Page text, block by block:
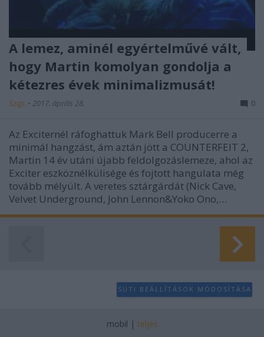
A lemez, aminél egyértelművé vált,
hogy Martin komolyan gondolja a
kétezres évek minimalizmusát!
Szigi. • 2017. április 28. 0
Az Exciternél ráfoghattuk Mark Bell producerre a
minimál hangzást, ám aztán jött a COUNTERFEIT 2,
Martin 14 év utáni újabb feldolgozáslemeze, ahol az
Exciter eszköznélkülisége és fojtott hangulata még
tovább mélyült. A veretes sztárgárdát (Nick Cave,
Velvet Underground, John Lennon&Yoko Ono,…
SÜTI BEÁLLÍTÁSOK MÓDOSÍTÁSA
mobil | teljes